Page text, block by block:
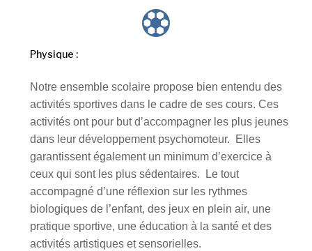
Physique :
Notre ensemble scolaire propose bien entendu des
activités sportives dans le cadre de ses cours. Ces
activités ont pour but d’accompagner les plus jeunes
dans leur développement psychomoteur. Elles
garantissent également un minimum d’exercice à
ceux qui sont les plus sédentaires. Le tout
accompagné d’une réflexion sur les rythmes
biologiques de l’enfant, des jeux en plein air, une
pratique sportive, une éducation à la santé et des
activités artistiques et sensorielles.